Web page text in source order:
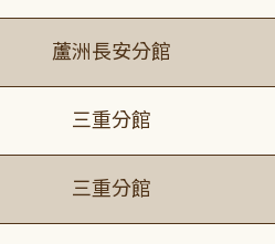
蘆洲長安分館
三重分館
三重分館